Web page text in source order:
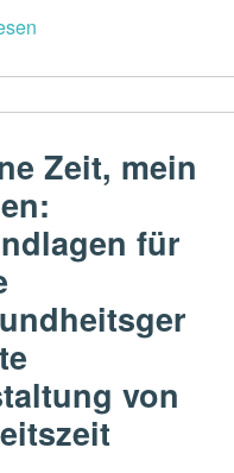
Zeit, mein
für
von